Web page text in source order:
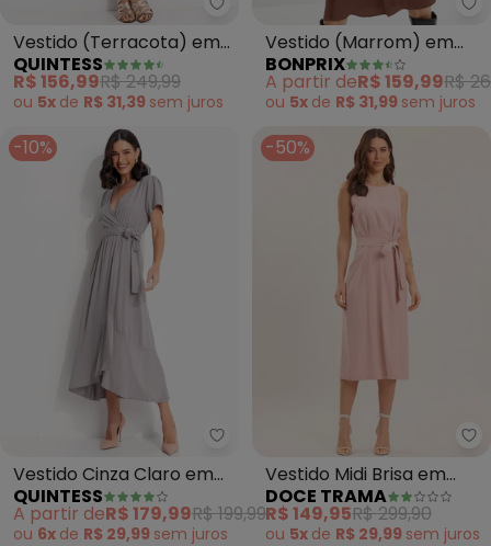
Quintess - Vestido (Terracota)
Vestido (Terracota) em
Linho
QUINTESS
R$ 156,99R$ 249,99
ou 5x de R$ 31,39 sem juros
Vestido (Marrom) em
Viscose Plana
BONPRIX
A partir deR$ 159,99R$
ou 5x de R$ 31,99 sem juros
-10%
Quintess - Vestido Cinza Claro
Vestido Cinza Claro em
Tecido Fluido
QUINTESS
A partir deR$ 179,99R$ 199,99
ou 6x de R$ 29,99 sem juros
-50%
Vestido Midi Brisa em
Linho (Rosa)
DOCE TRAMA
R$ 149,95R$ 299,90
ou 5x de R$ 29,99 sem juros